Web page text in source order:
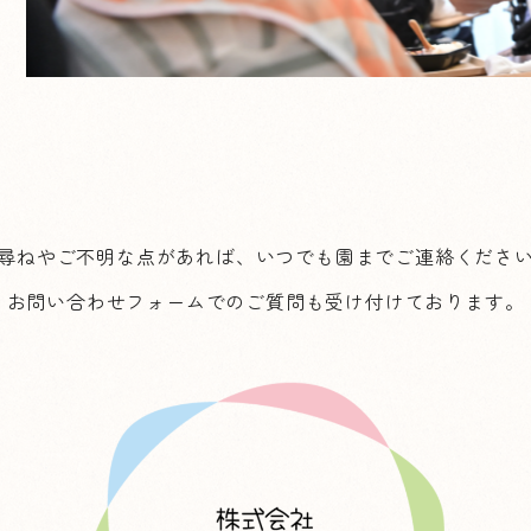
ねやご不明な点があれば、いつでも園までご連絡くださ
お問い合わせフォームでのご質問も受け付けております。